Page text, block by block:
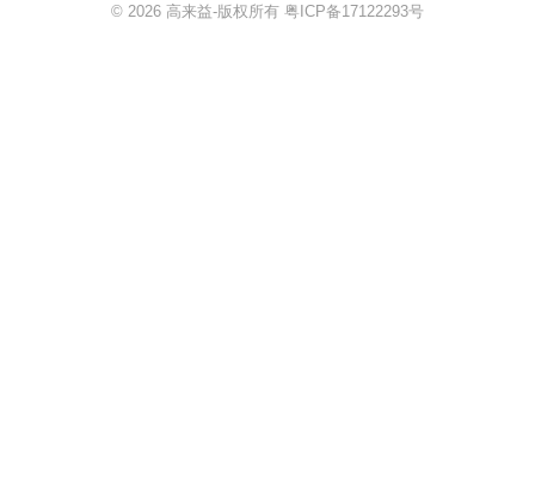
© 2026 高来益-版权所有 粤ICP备17122293号